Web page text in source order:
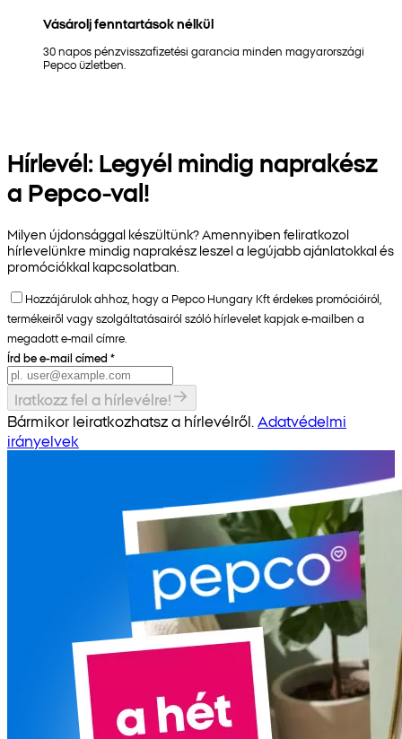
Vásárolj fenntartások nélkül
30 napos pénzvisszafizetési garancia minden magyarországi
Pepco üzletben.
Hírlevél: Legyél mindig naprakész
a Pepco-val!
Milyen újdonsággal készültünk? Amennyiben feliratkozol
hírlevelünkre mindig naprakész leszel a legújabb ajánlatokkal és
promóciókkal kapcsolatban.
Hozzájárulok ahhoz, hogy a Pepco Hungary Kft érdekes promócióiról,
termékeiről vagy szolgáltatásairól szóló hírlevelet kapjak e-mailben a
megadott e-mail címre.
Írd be e-mail címed *
Iratkozz fel a hírlevélre!
Bármikor leiratkozhatsz a hírlevélről. Adatvédelmi
irányelvek